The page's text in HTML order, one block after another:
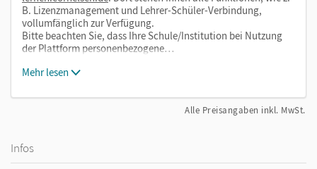
B. Lizenzmanagement und Lehrer-Schüler-Verbindung,
vollumfänglich zur Verfügung.
Bitte beachten Sie, dass Ihre Schule/Institution bei Nutzung
der Plattform personenbezogene…
Mehr lesen
Alle Preisangaben inkl. MwSt.
Infos